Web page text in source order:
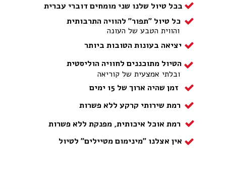
בכל טיול שלנו שני מומחים דוברי עברית
כל טיול "תפור" להוויה התרבותית
והווית הטבע של העונה
יציאה בעונות הטובות ביותר
הטיול מתוכננים לחוויה הוליסטית
ובלתי אמצעית של קוריאה
זמן שהיה ארוך של 15 ימים
רמת שירותי קרקע ללא פשרות
רמת אוכל איכותית, מפנקת ללא פשרות
אין אצלנו "מינימום מטיילים" לטיול